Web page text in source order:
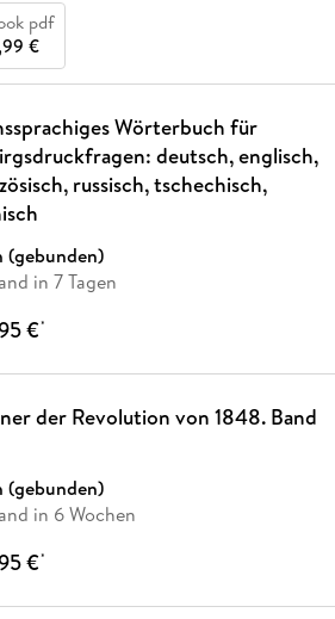
pdf
€
Wörterbuch für
deutsch, englisch,
russisch, tschechisch,
(gebunden)
in 7 Tagen
€*
der Revolution von 1848. Band
(gebunden)
in 6 Wochen
€*